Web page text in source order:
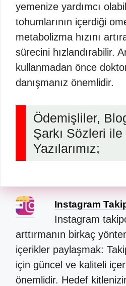
yemenize yardımcı
tohumlarının içerdiği
metabolizma hızını
sürecini hızlandırabilir.
kullanmadan önce
danışmanız önemlidir.
Ödemişliler,
Şarkı Sözleri
Yazılarımız;
Instagram
Instagram
arttırmanın birkaç
içerikler paylaşmak:
için güncel ve kaliteli
önemlidir. Hedef